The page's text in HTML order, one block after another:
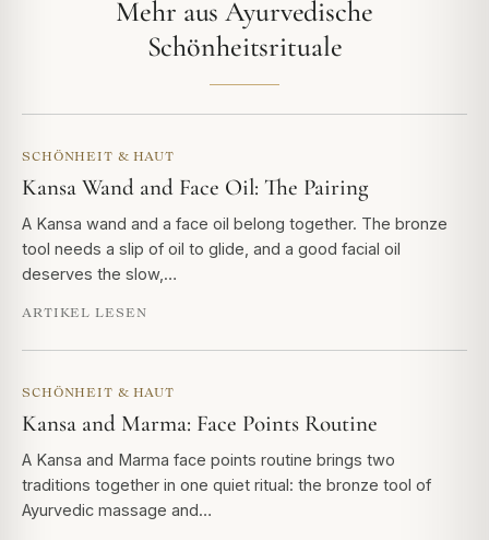
Mehr aus Ayurvedische
Schönheitsrituale
SCHÖNHEIT & HAUT
Kansa Wand and Face Oil: The Pairing
A Kansa wand and a face oil belong together. The bronze
tool needs a slip of oil to glide, and a good facial oil
deserves the slow,…
ARTIKEL LESEN
SCHÖNHEIT & HAUT
Kansa and Marma: Face Points Routine
A Kansa and Marma face points routine brings two
traditions together in one quiet ritual: the bronze tool of
Ayurvedic massage and…